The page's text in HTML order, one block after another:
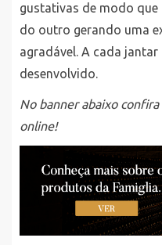
gustativas de modo
do outro gerando uma
agradável. A cada
desenvolvido.
No banner abaixo
online!